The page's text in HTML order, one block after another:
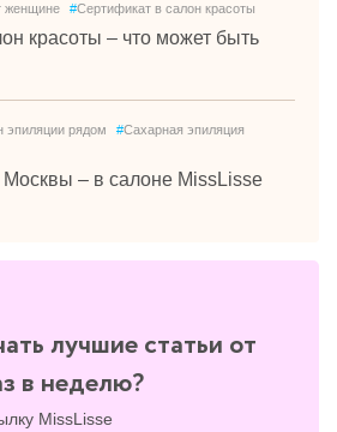
женщине #Сертификат в салон красоты
красоты – что может быть
эпиляции рядом #Сахарная эпиляция
– в салоне MissLisse
лучшие статьи от
в неделю?
MissLisse